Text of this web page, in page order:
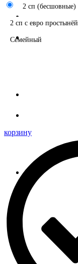
2 сп (бесшовные)
2 сп с евро простынёй
Семейный
корзину